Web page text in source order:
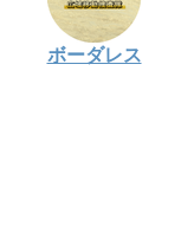
ボーダレス